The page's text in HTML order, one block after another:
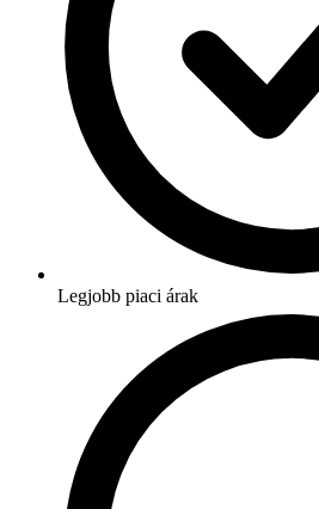
Legjobb piaci árak